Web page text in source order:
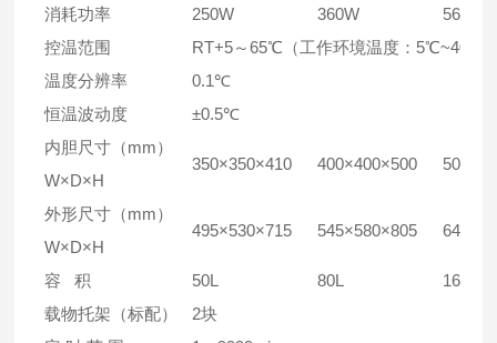
消耗功率
250W 360W
560W
控温范围
RT+5～65℃（工作环境温度：5℃~40℃
温度分辨率
0.1℃
恒温波动度
±0.5℃
内胆尺寸（mm）
W×D×H
350×350×410 400×400×500
外形尺寸（mm）
W×D×H
495×530×715 545×580×805
容 积 50L 80L
160L
载物托架（标配）
2块